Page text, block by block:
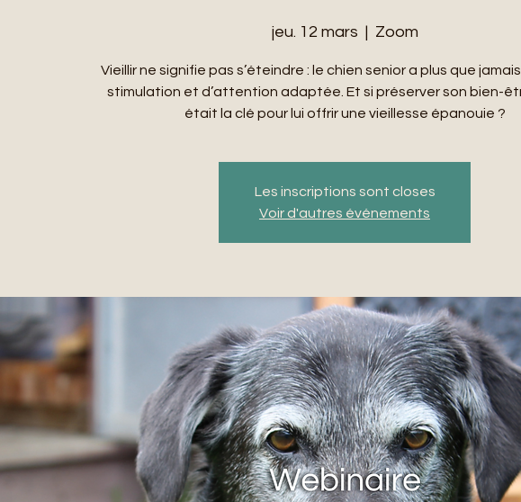
jeu. 12 mars
  |
Zoom
Vieillir ne signifie pas s’éteindre : le chien senior a plus que
stimulation et d’attention adaptée. Et si préserver son bien-
était la clé pour lui offrir une vieillesse épanouie ?
Les inscriptions sont closes
Voir d'autres événements